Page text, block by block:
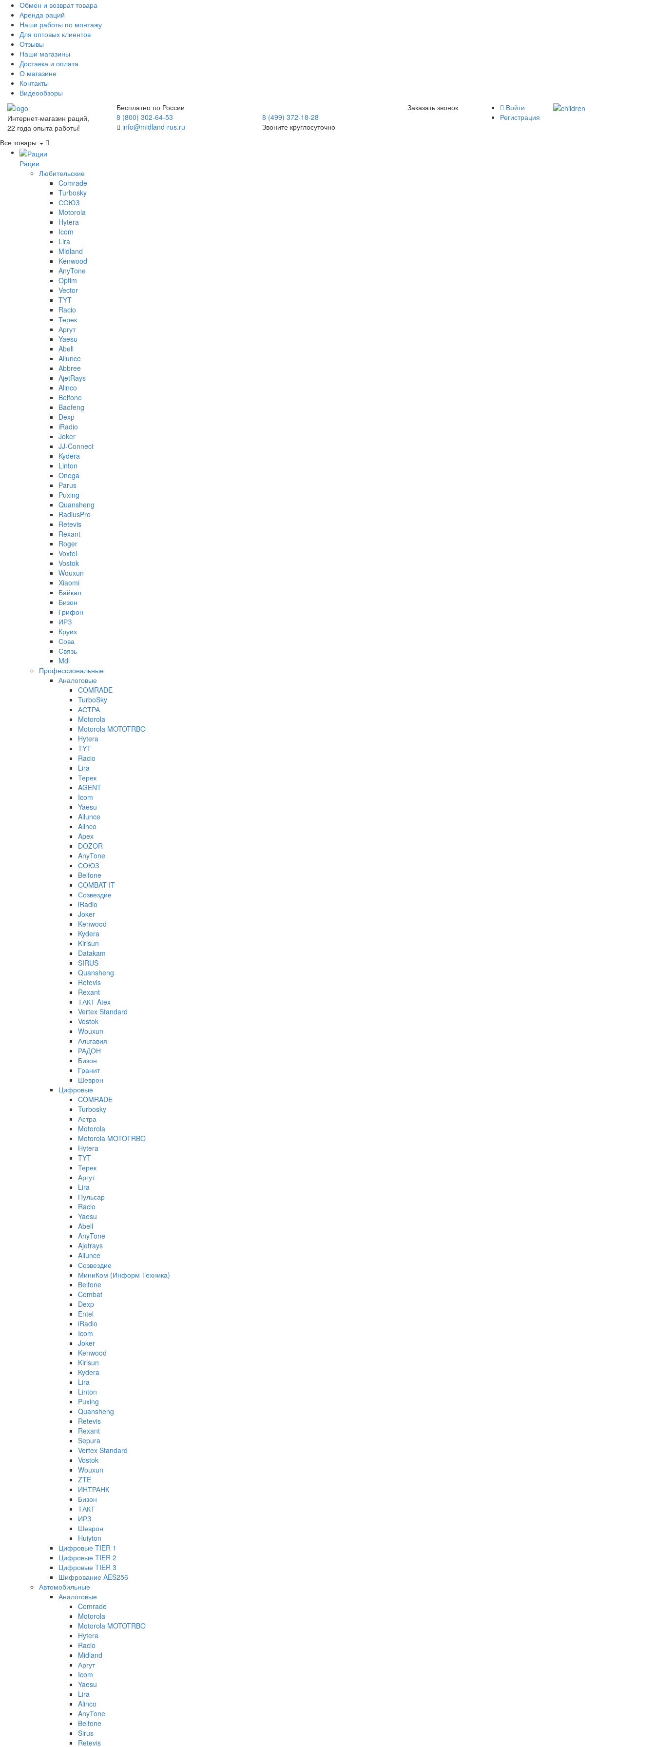
Обмен и возврат товара
Аренда раций
Наши работы по монтажу
Для оптовых клиентов
Отзывы
Наши магазины
Доставка и оплата
О магазине
Контакты
Видеообзоры
Интернет-магазин раций,
22 года опыта работы!
Бесплатно по России
8 (800) 302-64-53
info@midland-rus.ru
8 (499) 372-18-28
Звоните круглосуточно
Заказать звонок
Войти
Регистрация
Все товары
Рации
Любительские
Comrade
Turbosky
СОЮЗ
Motorola
Hytera
Icom
Lira
Midland
Kenwood
AnyTone
Optim
Vector
TYT
Racio
Терек
Аргут
Yaesu
Abell
Ailunce
Abbree
AjetRays
Alinco
Belfone
Baofeng
Dexp
iRadio
Joker
JJ-Connect
Kydera
Linton
Onega
Parus
Puxing
Quansheng
RadiusPro
Retevis
Rexant
Roger
Voxtel
Vostok
Wouxun
Xiaomi
Байкал
Бизон
Грифон
ИРЗ
Круиз
Сова
Связь
Mdi
Профессиональные
Аналоговые
COMRADE
TurboSky
АСТРА
Motorola
Motorola MOTOTRBO
Hytera
TYT
Racio
Lira
Терек
AGENT
Icom
Yaesu
Ailunce
Alinco
Apex
DOZOR
AnyTone
СОЮЗ
Belfone
COMBAT IT
Созвездие
iRadio
Joker
Kenwood
Kydera
Kirisun
Datakam
SIRUS
Quansheng
Retevis
Rexant
ТАКТ Atex
Vertex Standard
Vostok
Wouxun
Альтавия
РАДОН
Бизон
Гранит
Шеврон
Цифровые
COMRADE
Turbosky
Астра
Motorola
Motorola MOTOTRBO
Hytera
TYT
Терек
Аргут
Lira
Пульсар
Racio
Yaesu
Abell
AnyTone
Ajetrays
Ailunce
Созвездие
МиниКом (Информ Техника)
Belfone
Combat
Dexp
Entel
iRadio
Icom
Joker
Kenwood
Kirisun
Kydera
Lira
Linton
Puxing
Quansheng
Retevis
Rexant
Sepura
Vertex Standard
Vostok
Wouxun
ZTE
ИНТРАНК
Бизон
ТАКТ
ИРЗ
Шеврон
Huiyton
Цифровые TIER 1
Цифровые TIER 2
Цифровые TIER 3
Шифрование AES256
Автомобильные
Аналоговые
Comrade
Motorola
Motorola MOTOTRBO
Hytera
Racio
Midland
Аргут
Icom
Yaesu
Lira
Alinco
AnyTone
Belfone
Sirus
Retevis